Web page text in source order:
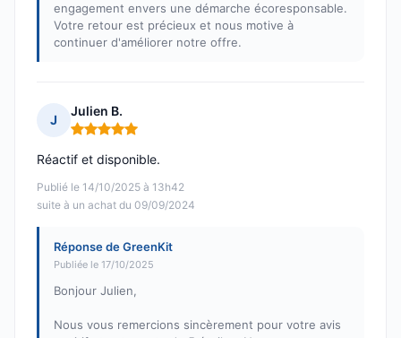
engagement envers une démarche écoresponsable.
Votre retour est précieux et nous motive à
continuer d'améliorer notre offre.
J
Julien B.
Note : 5 sur 5
Publié le 14/10/2025 à 13h42
suite à un achat du 09/09/2024
Réactif et disponible.
Réponse de GreenKit
Publiée le 17/10/2025
Bonjour Julien,
Nous vous remercions sincèrement pour votre avis